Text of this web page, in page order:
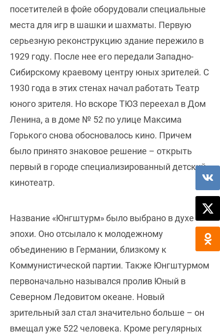
посетителей в фойе оборудовали специальные
места для игр в шашки и шахматы. Первую
серьезную реконструкцию здание пережило в
1929 году. После нее его передали Западно-
Сибирскому краевому центру юных зрителей. С
1930 года в этих стенах начал работать Театр
юного зрителя. Но вскоре ТЮЗ переехал в Дом
Ленина, а в доме № 52 по улице Максима
Горького снова обосновалось кино. Причем
было принято знаковое решение – открыть
первый в городе специализированный детский
кинотеатр.
Название «Юнгштурм» было выбрано в духе
эпохи. Оно отсылало к молодежному
объединению в Германии, близкому к
Коммунистической партии. Также Юнгштурмом
первоначально назывался пролив Юный в
Северном Ледовитом океане. Новый
зрительный зал стал значительно больше – он
вмещал уже 522 человека. Кроме регулярных